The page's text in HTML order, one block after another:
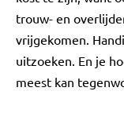
trouw- en
vrijgekomen.
uitzoeken. En je
meest kan